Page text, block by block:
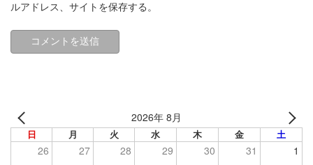
ルアドレス、サイトを保存する。
2026年 8月
日 月 火 水 木 金 土
26 27 28 29 30 31 1